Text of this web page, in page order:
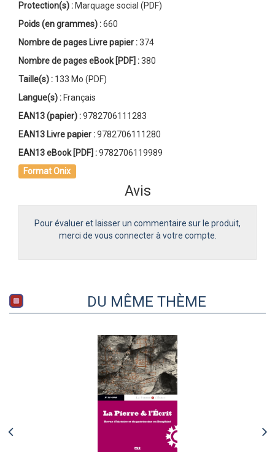
Protection(s) :Marquage social (PDF)
Poids (en grammes) :660
Nombre de pages Livre papier :374
Nombre de pageseBook [PDF] :380
Taille(s) : 133 Mo (PDF)
Langue(s) :Français
EAN13 (papier) :9782706111283
EAN13 Livre papier :9782706111280
EAN13 eBook [PDF] :9782706119989
Format Onix
Avis
Pour évaluer et laisser un commentaire sur le produit,
merci de vous connecter à votre compte.
DU MÊME THÈME